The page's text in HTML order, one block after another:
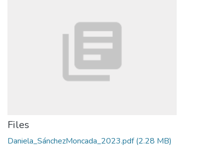
Files
Daniela_SánchezMoncada_2023.pdf(2.28 MB)